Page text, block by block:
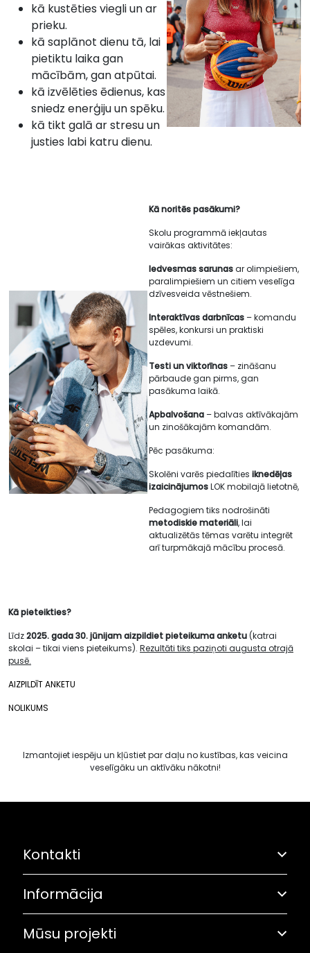
kā kustēties viegli un ar
prieku.
kā saplānot dienu tā, lai
pietiktu laika gan
mācībām, gan atpūtai.
kā izvēlēties ēdienus, kas
sniedz enerģiju un spēku.
kā tikt galā ar stresu un
justies labi katru dienu.
Kā noritēs pasākumi?
Skolu programmā iekļautas
vairākas aktivitātes:
Iedvesmas sarunasar olimpiešiem,
paralimpiešiem un citiem veselīga
dzīvesveida vēstnešiem.
Interaktīvas darbnīcas – komandu
spēles, konkursi un praktiski
uzdevumi.
Testi un viktorīnas – zināšanu
pārbaude gan pirms, gan
pasākuma laikā.
Apbalvošana – balvas aktīvākajām
un zinošākajām komandām.
Pēc pasākuma:
Skolēni varēs piedalīties iknedēļas
izaicinājumosLOK mobilajā lietotnē,
Pedagogiem tiks nodrošināti
metodiskie materiāli, lai
aktualizētās tēmas varētu integrēt
arī turpmākajā mācību procesā.
Kā pieteikties?
Līdz2025. gada 30. jūnijam aizpildiet pieteikuma anketu(katrai
skolai – tikai viens pieteikums). Rezultāti tiks paziņoti augusta otrajā
pusē.
AIZPILDĪT ANKETU
NOLIKUMS
Izmantojiet iespēju un kļūstiet par daļu no kustības, kas veicina
veselīgāku un aktīvāku nākotni!
Kontakti
Adrese: Grostonas iela 6B, Rīga
Informācija
Pasākumu plāns
Mūsu projekti